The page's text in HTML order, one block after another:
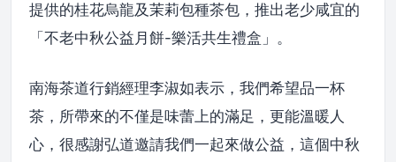
提供的桂花烏龍及茉莉包種茶包，推出老少咸宜的
「不老中秋公益月餅-樂活共生禮盒」。
南海茶道行銷經理李淑如表示，我們希望品一杯
茶，所帶來的不僅是味蕾上的滿足，更能溫暖人
心，很感謝弘道邀請我們一起來做公益，這個中秋